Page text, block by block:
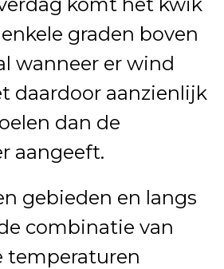
graden boven
wanneer er wind
daardoor aanzienlijk
dan de
aangeeft.
gebieden en langs
combinatie van
temperaturen